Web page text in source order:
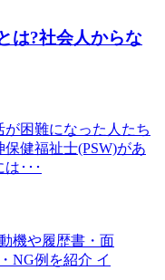
は?社会人からな
困難になった人たち
健福祉士(PSW)があ
･･･